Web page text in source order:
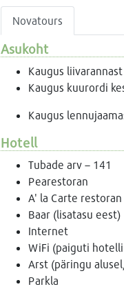
Novatours
Asukoht
Kaugus
Kaugus kuurordi
Kaugus
Hotell
Tubade arv – 141
Pearestoran
A' la Carte
Baar (lisatasu eest)
Internet
WiFi (paiguti
Arst (päringu
Parkla